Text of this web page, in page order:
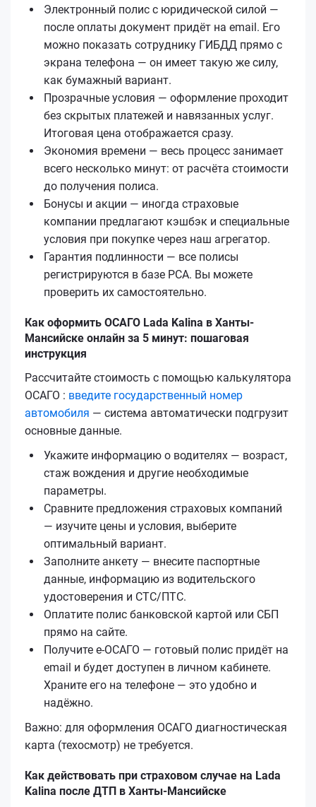
Электронный полис с юридической силой —
после оплаты документ придёт на email. Его
можно показать сотруднику ГИБДД прямо с
экрана телефона — он имеет такую же силу,
как бумажный вариант.
Прозрачные условия — оформление проходит
без скрытых платежей и навязанных услуг.
Итоговая цена отображается сразу.
Экономия времени — весь процесс занимает
всего несколько минут: от расчёта стоимости
до получения полиса.
Бонусы и акции — иногда страховые
компании предлагают кэшбэк и специальные
условия при покупке через наш агрегатор.
Гарантия подлинности — все полисы
регистрируются в базе РСА. Вы можете
проверить их самостоятельно.
Как оформить ОСАГО Lada Kalina в Ханты-
Мансийске онлайн за 5 минут: пошаговая
инструкция
Рассчитайте стоимость с помощью калькулятора
ОСАГО : введите государственный номер
автомобиля — система автоматически подгрузит
основные данные.
Укажите информацию о водителях — возраст,
стаж вождения и другие необходимые
параметры.
Сравните предложения страховых компаний
— изучите цены и условия, выберите
оптимальный вариант.
Заполните анкету — внесите паспортные
данные, информацию из водительского
удостоверения и СТС/ПТС.
Оплатите полис банковской картой или СБП
прямо на сайте.
Получите е‑ОСАГО — готовый полис придёт на
email и будет доступен в личном кабинете.
Храните его на телефоне — это удобно и
надёжно.
Важно: для оформления ОСАГО диагностическая
карта (техосмотр) не требуется.
Как действовать при страховом случае на Lada
Kalina после ДТП в Ханты-Мансийске